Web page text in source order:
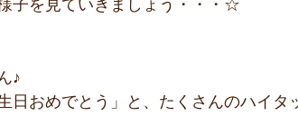
♪
日おめでとう」と、たくさんのハイタ